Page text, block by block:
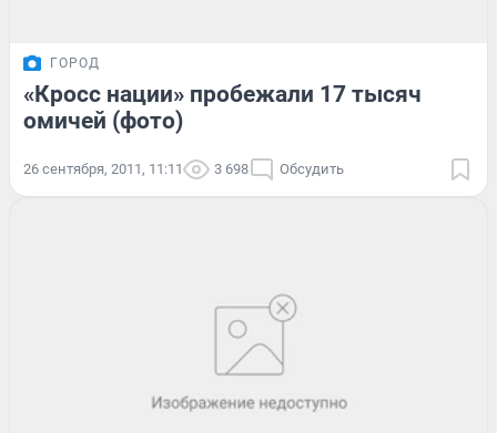
ГОРОД
«Кросс нации» пробежали 17 тысяч
омичей (фото)
26 сентября, 2011, 11:11 3 698 Обсудить